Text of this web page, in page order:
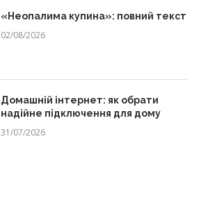
«Неопалима купина»: повний текст
02/08/2026
Домашній інтернет: як обрати
надійне підключення для дому
31/07/2026